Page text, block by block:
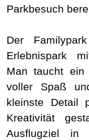
Parkbesuch
Der
Erlebnispark
Man taucht
voller Spaß
kleinste Detail
Kreativität
Ausflugziel in